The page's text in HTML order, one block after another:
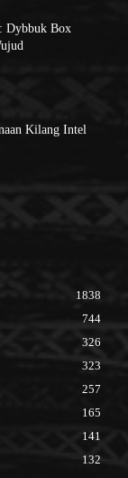
Dybbuk Box
Kilang Intel
1838
744
326
323
257
165
141
132